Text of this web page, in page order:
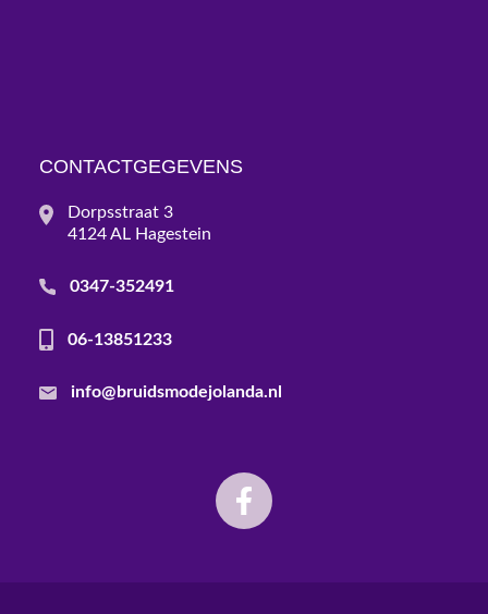
CONTACTGEGEVENS
Dorpsstraat 3
4124 AL Hagestein
0347-352491
06-13851233
info@bruidsmodejolanda.nl